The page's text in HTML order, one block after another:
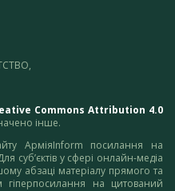
Commons Attribution 4.0
інше.
АрміяInform посилання на
суб’єктів у сфері онлайн-медіа
абзаці матеріалу прямого та
гіперпосилання на цитований